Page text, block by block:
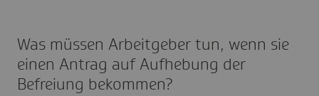
Was müssen Arbeitgeber tun, wenn sie
einen Antrag auf Aufhebung der
Befreiung bekommen?